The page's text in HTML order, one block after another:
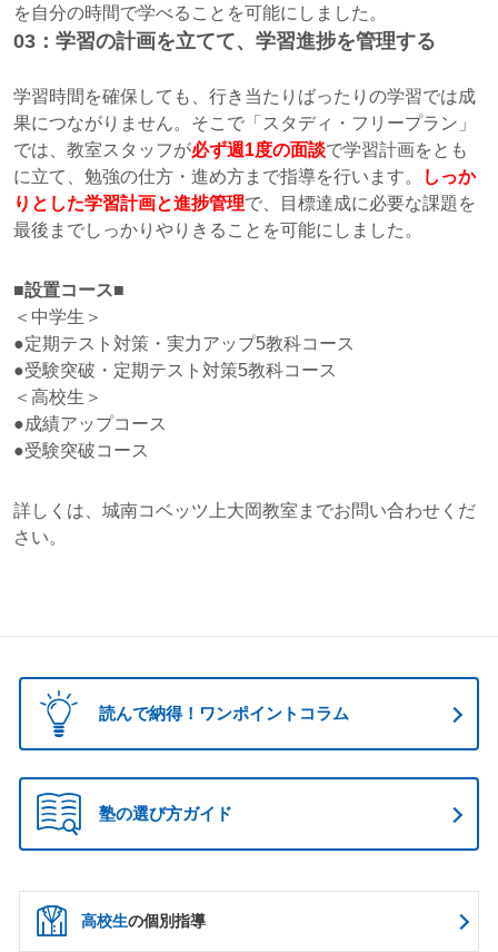
を自分の時間で学べることを可能にしました。
03：学習の計画を立てて、学習進捗を管理する
学習時間を確保しても、行き当たりばったりの学習では成
果につながりません。そこで「スタディ・フリープラン」
では、教室スタッフが必ず週1度の面談で学習計画をとも
に立て、勉強の仕方・進め方まで指導を行います。
しっか
りとした学習計画と進捗管理で、目標達成に必要な課題を
最後までしっかりやりきることを可能にしました。
■設置コース■
＜中学生＞
●定期テスト対策・実力アップ5教科コース
●受験突破・定期テスト対策5教科コース
＜高校生＞
●成績アップコース
●受験突破コース
詳しくは、城南コベッツ上大岡教室までお問い合わせくだ
さい。
読んで納得！ワンポイントコラム
塾の選び方ガイド
高校生の個別指導